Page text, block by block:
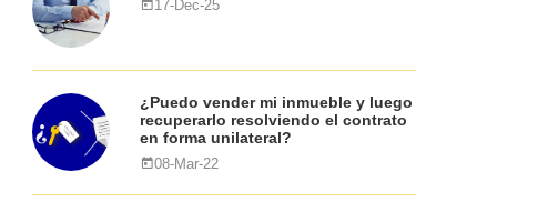
17-Dec-25
¿Puedo vender mi inmueble y luego
recuperarlo resolviendo el contrato
en forma unilateral?
08-Mar-22